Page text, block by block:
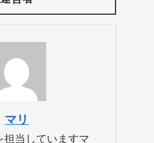
マリ
担当していますマ